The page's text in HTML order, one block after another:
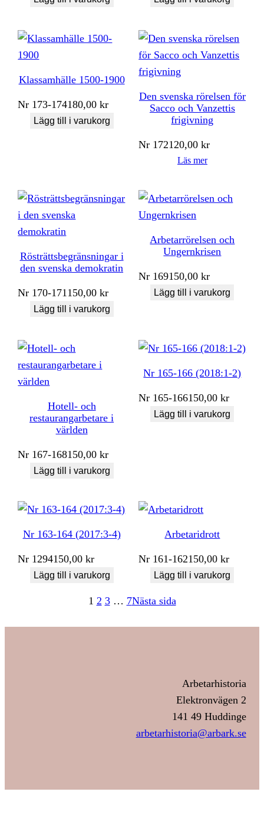
Klassamhälle 1500-1900
Nr 173-174180,00kr
Lägg till i varukorg
Den svenska rörelsen för
Sacco och Vanzettis
frigivning
Nr 172120,00kr
Läs mer
Rösträttsbegränsningar i
den svenska demokratin
Nr 170-171150,00kr
Lägg till i varukorg
Arbetarrörelsen och
Ungernkrisen
Nr 169150,00kr
Lägg till i varukorg
Hotell- och
restaurangarbetare i
världen
Nr 167-168150,00kr
Lägg till i varukorg
Nr 165-166 (2018:1-2)
Nr 165-166150,00kr
Lägg till i varukorg
Nr 163-164 (2017:3-4)
Nr 1294150,00kr
Lägg till i varukorg
Arbetaridrott
Nr 161-162150,00kr
Lägg till i varukorg
1 2 3 … 7Nästa sida
Arbetarhistoria
Elektronvägen 2
141 49 Huddinge
arbetarhistoria@arbark.se